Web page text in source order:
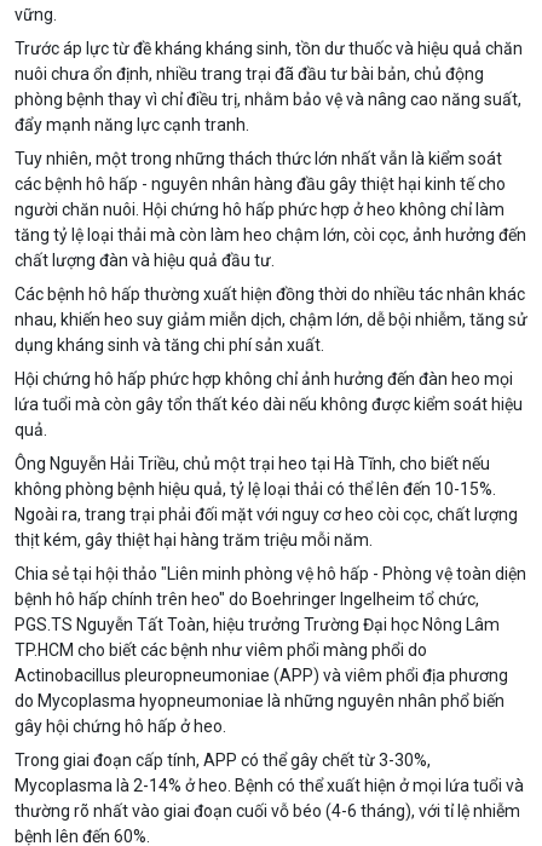
vững.
Trước áp lực từ đề kháng kháng sinh, tồn dư thuốc và hiệu quả chăn
nuôi chưa ổn định, nhiều trang trại đã đầu tư bài bản, chủ động
phòng bệnh thay vì chỉ điều trị, nhằm bảo vệ và nâng cao năng suất,
đẩy mạnh năng lực cạnh tranh.
Tuy nhiên, một trong những thách thức lớn nhất vẫn là kiểm soát
các bệnh hô hấp - nguyên nhân hàng đầu gây thiệt hại kinh tế cho
người chăn nuôi. Hội chứng hô hấp phức hợp ở heo không chỉ làm
tăng tỷ lệ loại thải mà còn làm heo chậm lớn, còi cọc, ảnh hưởng đến
chất lượng đàn và hiệu quả đầu tư.
Các bệnh hô hấp thường xuất hiện đồng thời do nhiều tác nhân khác
nhau, khiến heo suy giảm miễn dịch, chậm lớn, dễ bội nhiễm, tăng sử
dụng kháng sinh và tăng chi phí sản xuất.
Hội chứng hô hấp phức hợp không chỉ ảnh hưởng đến đàn heo mọi
lứa tuổi mà còn gây tổn thất kéo dài nếu không được kiểm soát hiệu
quả.
Ông Nguyễn Hải Triều, chủ một trại heo tại Hà Tĩnh, cho biết nếu
không phòng bệnh hiệu quả, tỷ lệ loại thải có thể lên đến 10-15%.
Ngoài ra, trang trại phải đối mặt với nguy cơ heo còi cọc, chất lượng
thịt kém, gây thiệt hại hàng trăm triệu mỗi năm.
Chia sẻ tại hội thảo "Liên minh phòng vệ hô hấp - Phòng vệ toàn diện
bệnh hô hấp chính trên heo" do Boehringer Ingelheim tổ chức,
PGS.TS Nguyễn Tất Toàn, hiệu trưởng Trường Đại học Nông Lâm
TP.HCM cho biết các bệnh như viêm phổi màng phổi do
Actinobacillus pleuropneumoniae (APP) và viêm phổi địa phương
do Mycoplasma hyopneumoniae là những nguyên nhân phổ biến
gây hội chứng hô hấp ở heo.
Trong giai đoạn cấp tính, APP có thể gây chết từ 3-30%,
Mycoplasma là 2-14% ở heo. Bệnh có thể xuất hiện ở mọi lứa tuổi và
thường rõ nhất vào giai đoạn cuối vỗ béo (4-6 tháng), với tỉ lệ nhiễm
bệnh lên đến 60%.